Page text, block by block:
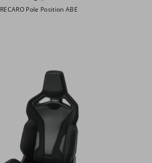
RECARO Pole Position ABE